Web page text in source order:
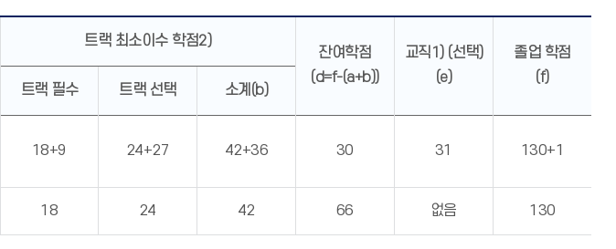
트랙 최소이수 학점2)
잔여학점
(d=f-(a+b))
교직1) (선택)
(e)
졸업 학점
(f)
트랙 필수 트랙 선택 소계(b)
18+9 24+27 42+36 30 31 130+1
18 24 42 66 없음 130